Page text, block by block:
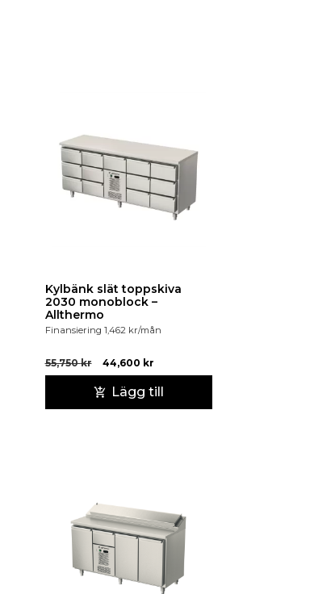
Kylbänk slät toppskiva
2030 monoblock –
Allthermo
Finansiering 1,462 kr/mån
55,750kr 44,600 kr
Lägg till